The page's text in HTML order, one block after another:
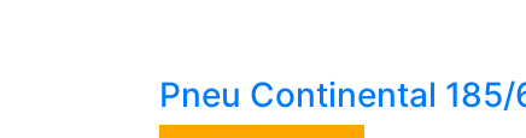
Pneu Continental